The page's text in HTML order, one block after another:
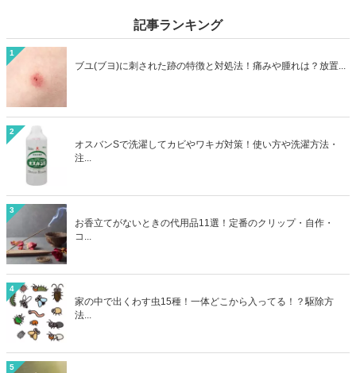
にならず処分することができますよ。
記事ランキング
1
ブユ(ブヨ)に刺された跡の特徴と対処法！痛みや腫れは？放置...
2
オスバンSで洗濯してカビやワキガ対策！使い方や洗濯方法・
注...
3
お香立てがないときの代用品11選！定番のクリップ・自作・
コ...
4
家の中で出くわす虫15種！一体どこから入ってる！？駆除方
法...
5